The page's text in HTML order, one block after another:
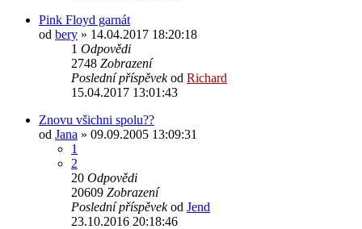
Pink Floyd garnát
od bery » 14.04.2017 18:20:18
1 Odpovědi
2748 Zobrazení
Poslední příspěvekod Richard
15.04.2017 13:01:43
Znovu všichni spolu??
od Jana » 09.09.2005 13:09:31
1
2
20 Odpovědi
20609 Zobrazení
Poslední příspěvekod Jend
23.10.2016 20:18:46